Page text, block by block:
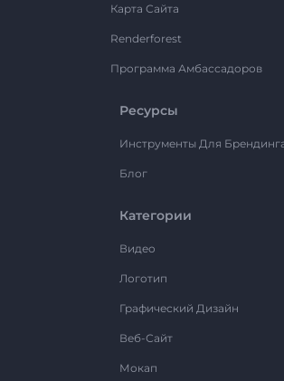
Карта Сайта
Renderforest
Программа Амбассадоров
Ресурсы
Инструменты Для
Блог
Категории
Видео
Логотип
Графический Дизайн
Веб-Сайт
Мокап